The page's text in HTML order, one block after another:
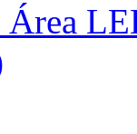
Área